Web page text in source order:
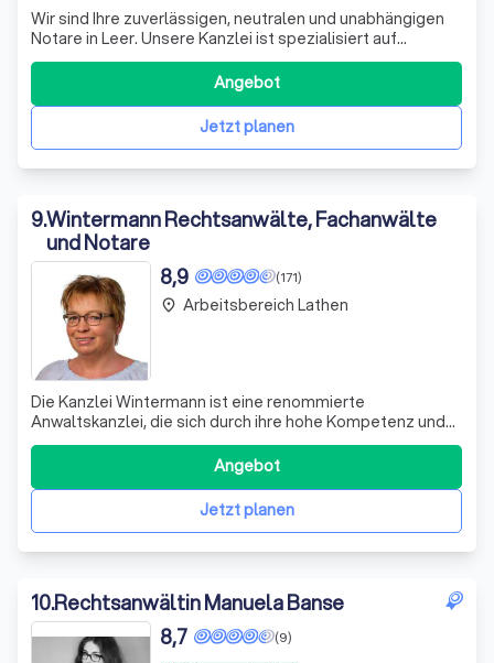
Wir sind Ihre zuverlässigen, neutralen und unabhängigen
Notare in Leer. Unsere Kanzlei ist spezialisiert auf
wirtschaftlich bedeutende Verträge und Erklärungen, wie
Grundstückskaufverträge, Firmengründungen und
-änderungen. Obwohl unser Amtssitz in Leer
(Ostfriesland) ist, können wir bundesweit täti
Jetzt planen
Angebot
9.Wintermann Rechtsanwälte, Fachanwälte
und Notare
(171)
8,9
Die Kanzlei Wintermann ist eine renommierte
Anwaltskanzlei, die sich durch ihre hohe Kompetenz und
ihr Engagement auszeichnet. Unsere Mandanten
schätzen unsere zügige, freundliche und hilfreiche
Beratung. Wir sind stets bemüht, auch in schwierigen
Situationen nicht locker zu lassen und uns für das R
Jetzt planen
Angebot
place Arbeitsbereich Lathen
10.Rechtsanwältin Manuela Banse
(9)
8,7